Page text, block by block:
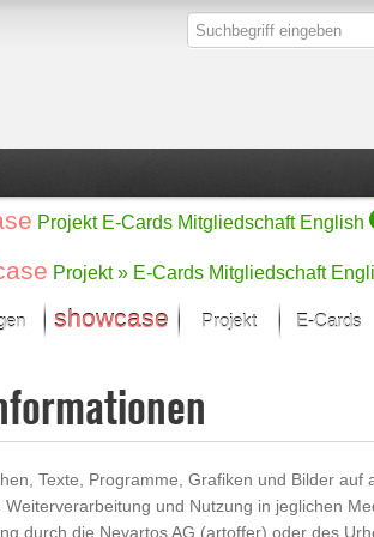
Projekt E-Cards Mitgliedschaft English
Projekt » E-Cards Mitgliedschaft
Malerei
Skulptur/Plastik
Digital Art
Grafik
Fotografie
showcase Projekt
Ein
E-Cards
Texte, Programme, Grafiken und Bilder auf
und Nutzung in jeglichen
durch die Nevartos AG (artoffer) oder des